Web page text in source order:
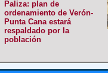
Paliza: plan de
ordenamiento de Verón-
Punta Cana estará
respaldado por la
población